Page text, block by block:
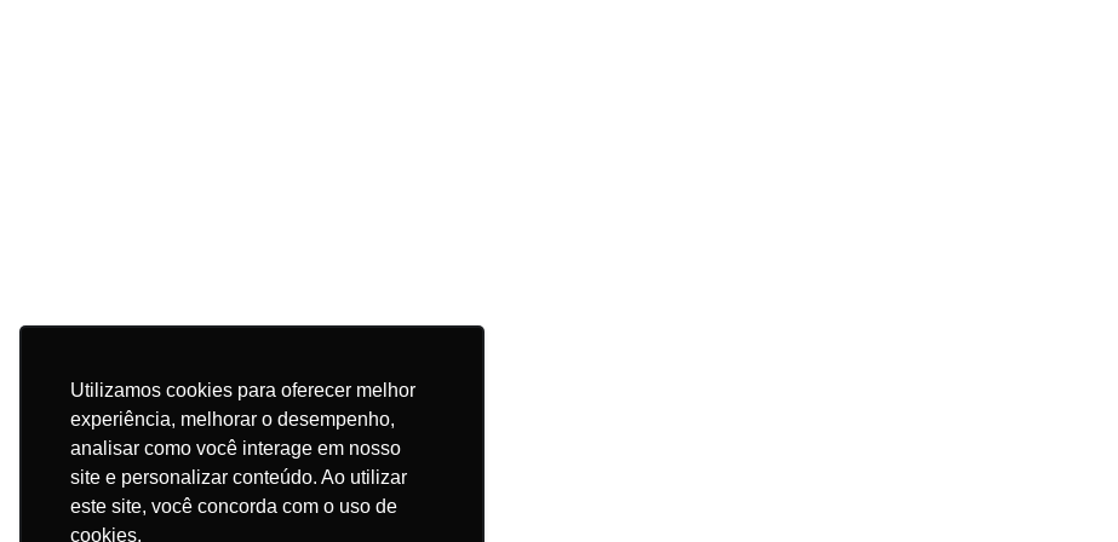
Utilizamos cookies para oferecer melhor
experiência, melhorar o desempenho,
analisar como você interage em nosso
site e personalizar conteúdo. Ao utilizar
este site, você concorda com o uso de
cookies.